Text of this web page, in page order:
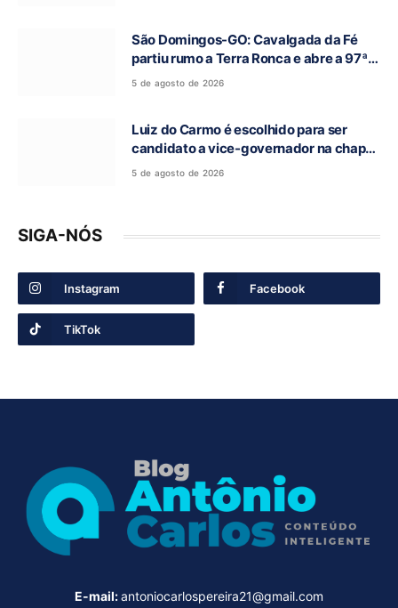
São Domingos-GO: Cavalgada da Fé
partiu rumo a Terra Ronca e abre a 97ª
Romaria do Bom Jesus da Lapa
5 de agosto de 2026
Luiz do Carmo é escolhido para ser
candidato a vice-governador na chapa
de Daniel Vilela
5 de agosto de 2026
SIGA-NÓS
Instagram Facebook
TikTok
E-mail:antoniocarlospereira21@gmail.com